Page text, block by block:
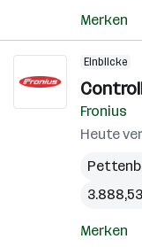
Merken
Einblicke
Fronius
Heute
Merken